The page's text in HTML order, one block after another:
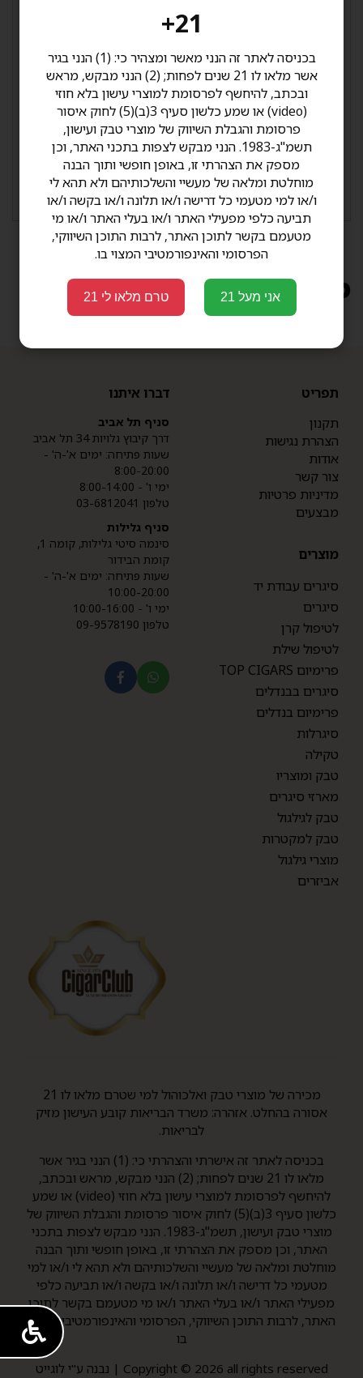
הסדרה מיוצרת ברפובליקה הדומיניקנית בקפדנות
אומנותית, תוך שימוש בטבק מובחר ועטיף סן אנדרס
עוצמתי.
מוצא: הרפובליקה הדומיניקנית
מילוי: ברזיל, ניקרגואה, הרפובליקה הדומיניקנית
אוגד: הרפובליקה הדומיניקנית
עטיף: סן אנדרס מקסיקו
: בינוני עד מלא גוף מלא
מק"ט9850008
מוצרים נילווים
דברו איתנו
סניף תל אביב
דרך קיבוץ גלויות 34 תל אביב
שעות פתיחה: ימים א'-ה' -
8:00-20:00
ימי ו' - 8:00-14:00
טלפון 03-6812041
סניף גלילות
סינמה סיטי גלילות, קומה 1,
קומת הבידור
שעות פתיחה: ימים א'-ה' -
10:00-20:00
ימי ו' - 10:00-16:00
טלפון 09-9578190
תפריט
תקנון
הצהרת נגישות
אודות
צור קשר
מדיניות פרטיות
מבצעים
מוצרים
סיגרים עבודת יד
סיגרים
לטיפול קרן
לטיפול שילת
פרימיום TOP CIGARS
סיגרים בבנדלים
פרימיום בנדלים
סיגרלות
טקילה
טבק ומוצריו
מארזי סיגרים
טבק לגילגול
טבק למקטרות
מוצרי גילגול
אביזרים
מכירה של מוצרי טבק ואלכוהול למי שטרם מלאו לו 21
אסורה בהחלט. אזהרה: משרד הבריאות קובע העישון מזיק
לבריאות.
בכניסה לאתר זה אישרתי והצהרתי כי: (1) הנני בגיר אשר
מלאו לו 21 שנים לפחות; (2) הנני מבקש, מראש ובכתב,
להיחשף לפרסומת למוצרי עישון בלא חוזי (video) או שמע
כלשון סעיף 3(ב)(5) לחוק איסור פרסומת והגבלת השיווק של
מוצרי טבק ועישון, תשמ"ג-1983. הנני מבקש לצפות בתכני
האתר, וכן מספק את הצהרתי זו, באופן חופשי ותוך הבנה
מוחלטת ומלאה של מעשיי והשלכותיהם ולא תהא לי ו/או למי
מטעמי כל דרישה ו/או תלונה ו/או בקשה ו/או תביעה כלפי
מפעילי האתר ו/או בעלי האתר ו/או מי מטעמם בקשר לתוכן
האתר, לרבות התוכן השיווקי, הפרסומי והאינפורמטיבי המצוי
בו
Copyright © 2026 all rights reserved | נבנה ע"י לוגייט
21+
בכניסה לאתר זה הנני מאשר ומצהיר כי: (1) הנני בגיר
אשר מלאו לו 21 שנים לפחות; (2) הנני מבקש, מראש
ובכתב, להיחשף לפרסומת למוצרי עישון בלא חוזי
(video) או שמע כלשון סעיף 3(ב)(5) לחוק איסור
פרסומת והגבלת השיווק של מוצרי טבק ועישון,
תשמ"ג-1983. הנני מבקש לצפות בתכני האתר, וכן
מספק את הצהרתי זו, באופן חופשי ותוך הבנה
מוחלטת ומלאה של מעשיי והשלכותיהם ולא תהא לי
ו/או למי מטעמי כל דרישה ו/או תלונה ו/או בקשה ו/או
תביעה כלפי מפעילי האתר ו/או בעלי האתר ו/או מי
מטעמם בקשר לתוכן האתר, לרבות התוכן השיווקי,
הפרסומי והאינפורמטיבי המצוי בו.
אני מעל 21 טרם מלאו לי 21